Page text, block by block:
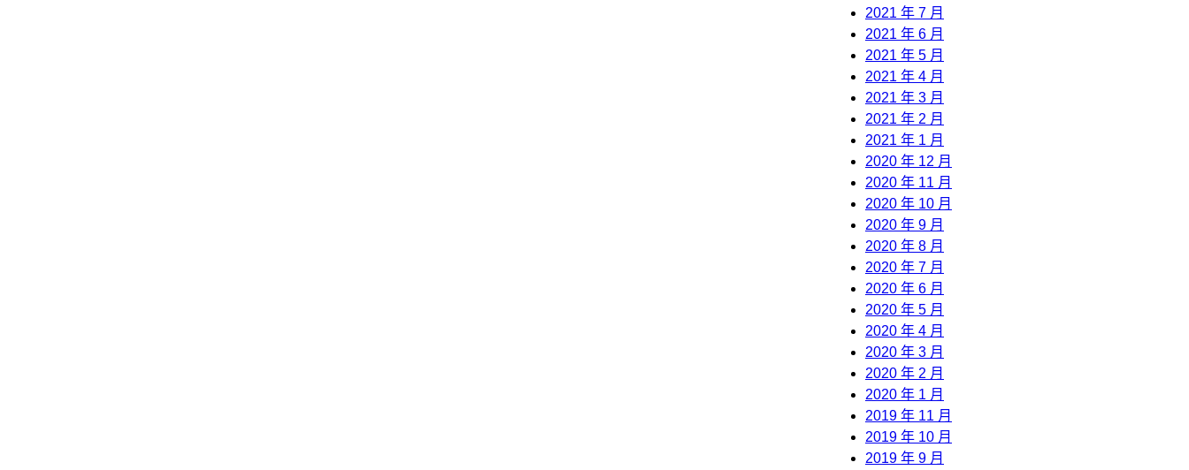
2021 年 7 月
2021 年 6 月
2021 年 5 月
2021 年 4 月
2021 年 3 月
2021 年 2 月
2021 年 1 月
2020 年 12 月
2020 年 11 月
2020 年 10 月
2020 年 9 月
2020 年 8 月
2020 年 7 月
2020 年 6 月
2020 年 5 月
2020 年 4 月
2020 年 3 月
2020 年 2 月
2020 年 1 月
2019 年 11 月
2019 年 10 月
2019 年 9 月